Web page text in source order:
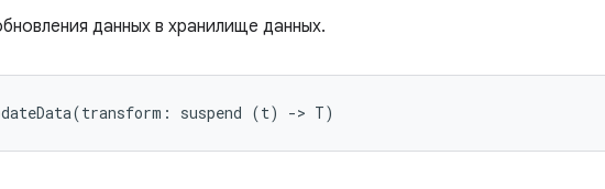
данных в хранилище данных.
(transform : suspend (t) -> T)